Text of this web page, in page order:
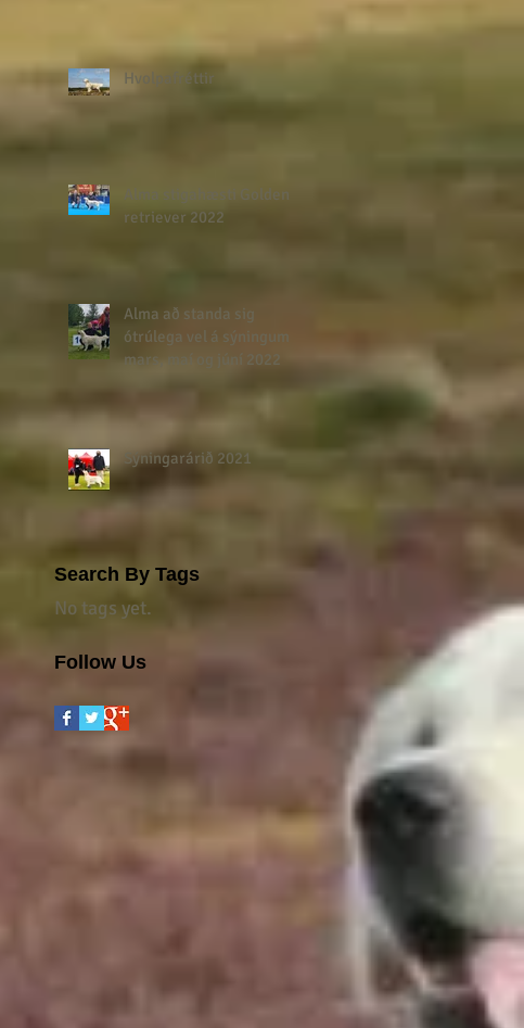
Hvolpafréttir
Alma stigahæsti Golden
retriever 2022
Alma að standa sig
ótrúlega vel á sýningum í
mars, maí og júní 2022
Sýningarárið 2021
Search By Tags
No tags yet.
Follow Us